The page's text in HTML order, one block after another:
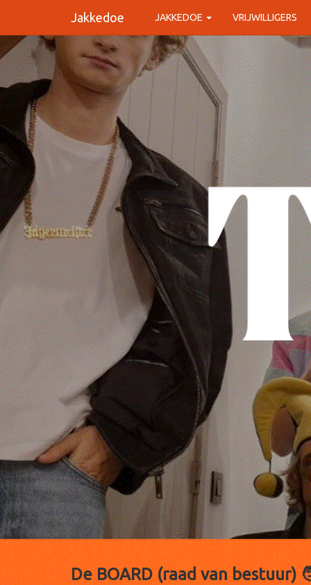
Jakkedoe JAKKEDOE VRIJWILLIGERS
De BOARD (raad van bestuur)